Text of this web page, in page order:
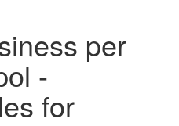
per
-
for